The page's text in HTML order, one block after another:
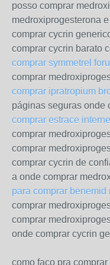
posso comprar
medroxiprogesterona
comprar cycrin
comprar cycrin barato
comprar symmetrel
comprar
comprar ipratropium
páginas seguras onde
comprar estrace
comprar
comprar
comprar cycrin de
a onde comprar
para comprar
comprar
comprar
onde comprar cycrin
como faço pra comprar